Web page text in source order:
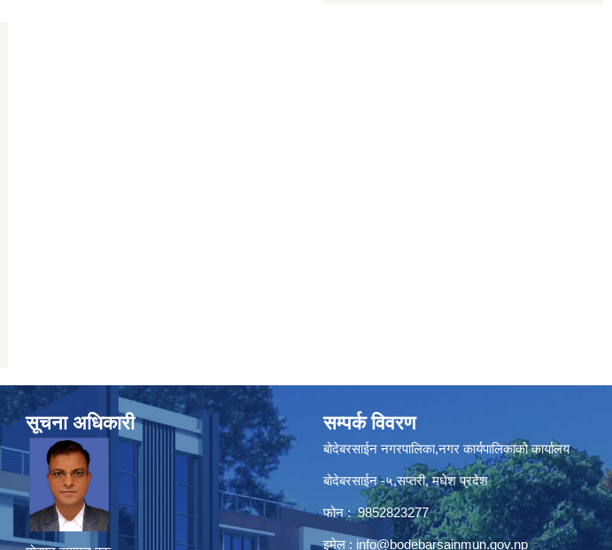
सूचना अधिकारी सम्पर्क विवरण
बोदेबरसाईन नगरपालिका,नगर कार्यपालिकाको कार्यालय
बोदेबरसाईन -५,सप्तरी, मधेश प्रदेश
फोन : 9852823277
इमेल : info@bodebarsainmun.gov.np